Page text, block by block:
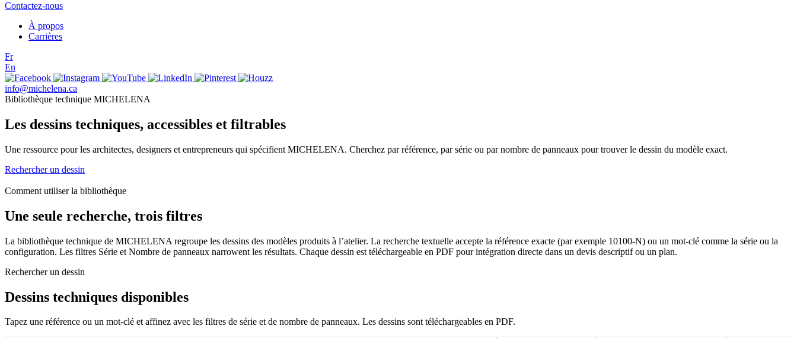
Contactez-nous
À propos
Carrières
Fr
En
info@michelena.ca
Bibliothèque technique MICHELENA
Les dessins techniques, accessibles et filtrables
Une ressource pour les architectes, designers et entrepreneurs qui spécifient MICHELENA. Cherchez par référence, par série ou par nombre de panneaux pour trouver le dessin du modèle exact.
Rechercher un dessin
Comment utiliser la bibliothèque
Une seule recherche, trois filtres
La bibliothèque technique de MICHELENA regroupe les dessins des modèles produits à l’atelier. La recherche textuelle accepte la référence exacte (par exemple 10100-N) ou un mot-clé comme la série ou la
configuration. Les filtres Série et Nombre de panneaux narrowent les résultats. Chaque dessin est téléchargeable en PDF pour intégration directe dans un devis descriptif ou un plan.
Rechercher un dessin
Dessins techniques disponibles
Tapez une référence ou un mot-clé et affinez avec les filtres de série et de nombre de panneaux. Les dessins sont téléchargeables en PDF.